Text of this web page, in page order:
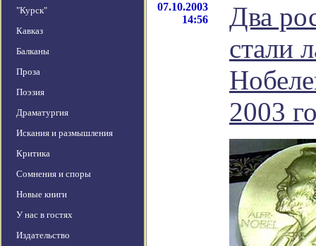
"Курск"
Кавказ
Балканы
Проза
Поэзия
Драматургия
Искания и размышления
Критика
Сомнения и споры
Новые книги
У нас в гостях
Издательство
07.10.2003
14:56
Два
стали
2003